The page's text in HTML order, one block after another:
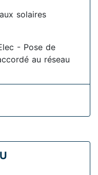
solaires
- Pose de
au réseau